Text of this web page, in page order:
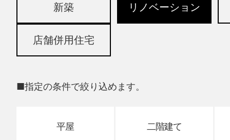
新築 リノベーション
店舗併用住宅
■指定の条件で絞り込めます。
平屋 二階建て